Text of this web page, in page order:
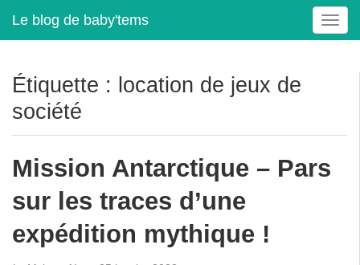
Le blog de baby'tems
T
o
v
Étiquette : location de jeux de
société
Mission Antarctique – Pars
sur les traces d’une
expédition mythique !